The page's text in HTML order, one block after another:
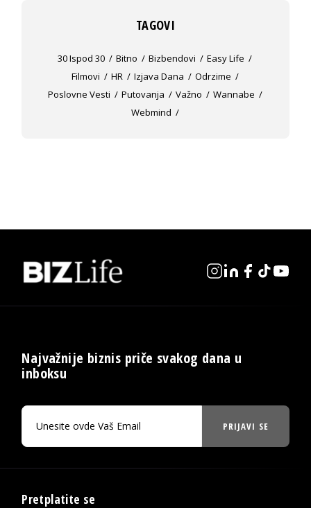
TAGOVI
30 Ispod 30 Bitno Bizbendovi
Easy Life
Filmovi
HR Izjava Dana
Odrzime
Poslovne Vesti
Putovanja Važno
Wannabe
Webmind
Najvažnije biznis priče svakog dana u
inboksu
PRIJAVI SE
Pretplatite se